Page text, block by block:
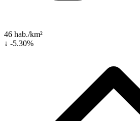
46 hab./km²
↓ -5.30%